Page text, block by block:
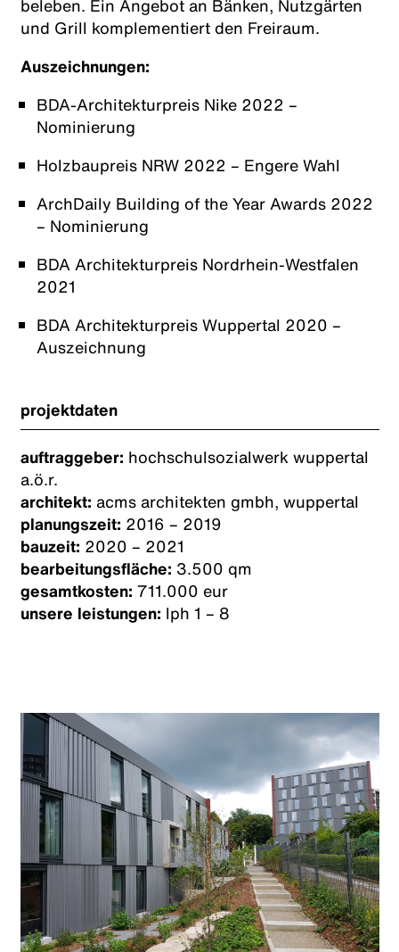
beleben. Ein Angebot an Bänken, Nutzgärten
und Grill komplementiert den Freiraum.
Auszeichnungen:
BDA-Architekturpreis Nike 2022 –
Nominierung
Holzbaupreis NRW 2022 – Engere Wahl
ArchDaily Building of the Year Awards 2022
– Nominierung
BDA Architekturpreis Nordrhein-Westfalen
2021
BDA Architekturpreis Wuppertal 2020 –
Auszeichnung
projektdaten
auftraggeber: hochschulsozialwerk wuppertal
a.ö.r.
architekt: acms architekten gmbh, wuppertal
planungszeit: 2016 – 2019
bauzeit: 2020 – 2021
bearbeitungsfläche: 3.500 qm
gesamtkosten: 711.000 eur
unsere leistungen: lph 1 – 8